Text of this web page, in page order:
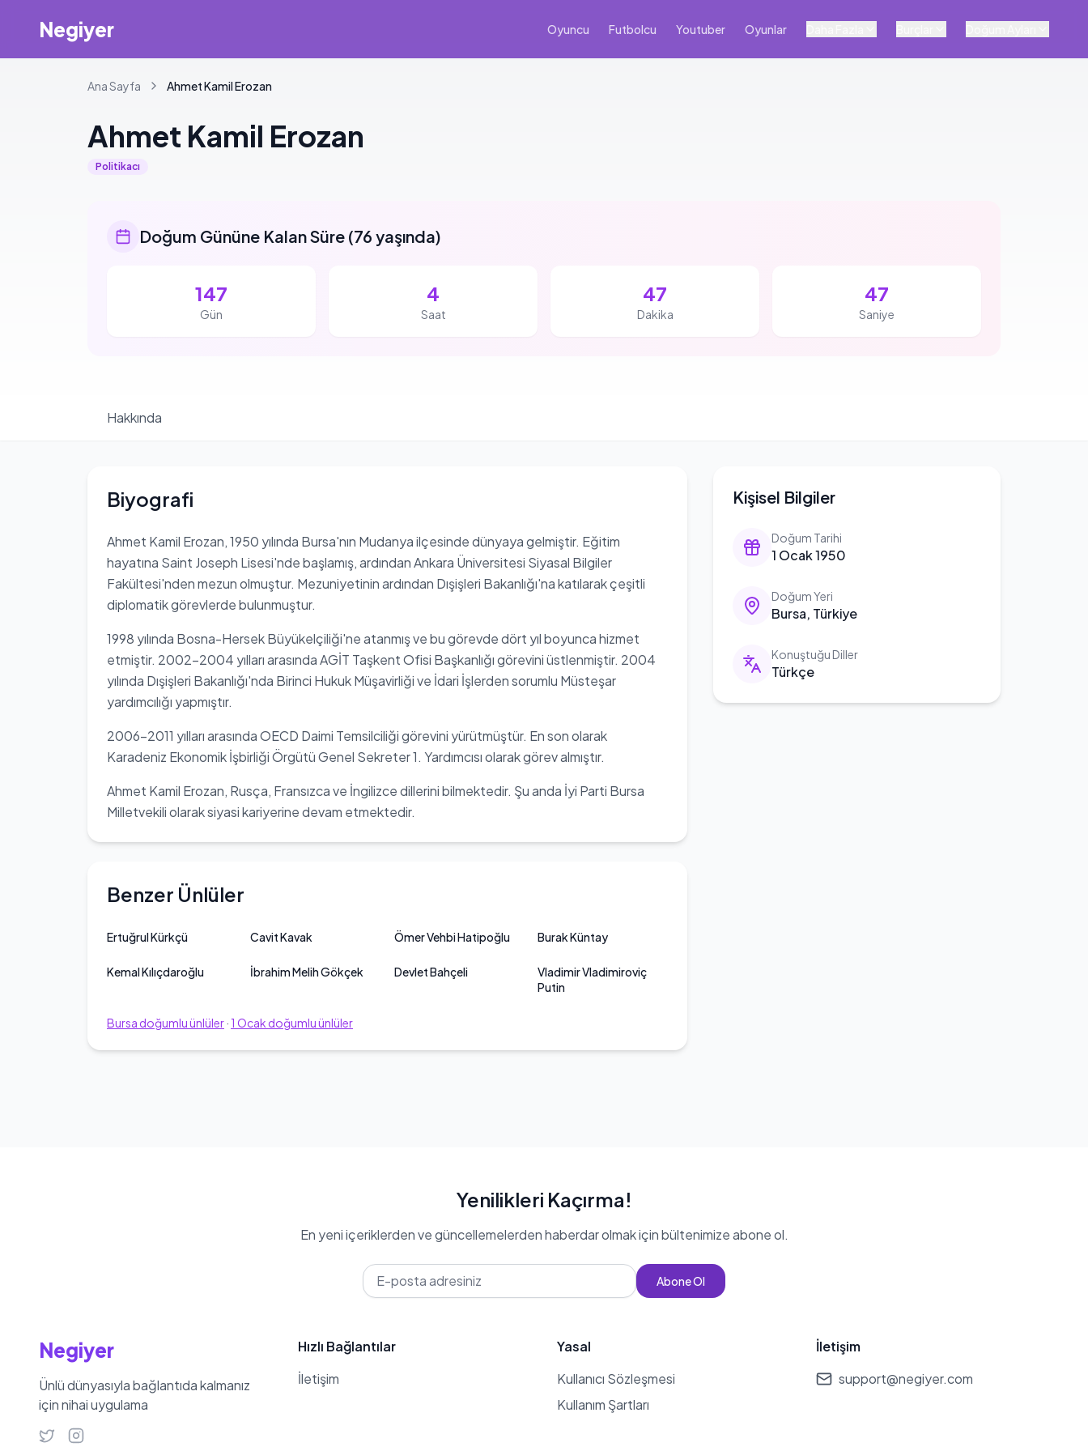
Negiyer Oyuncu Futbolcu Youtuber Oyunlar
Ana Sayfa AhmetKamil Erozan
Ahmet Kamil Erozan
Politikacı
Doğum Gününe Kalan Süre (76 yaşında)
147
Gün
4
Saat
47
Dakika
46
Saniye
Hakkında
Kişisel Bilgiler
Doğum Tarihi
1 Ocak 1950
Doğum Yeri
Bursa, Türkiye
Konuştuğu Diller
Türkçe
Biyografi
Ahmet Kamil Erozan, 1950 yılında Bursa'nın Mudanya ilçesinde dünyaya gelmiştir. Eğitim
hayatına Saint Joseph Lisesi'nde başlamış, ardından Ankara Üniversitesi Siyasal Bilgiler
Fakültesi'nden mezun olmuştur. Mezuniyetinin ardından Dışişleri Bakanlığı'na katılarak çeşitli
diplomatik görevlerde bulunmuştur.
1998 yılında Bosna-Hersek Büyükelçiliği'ne atanmış ve bu görevde dört yıl boyunca hizmet
etmiştir. 2002-2004 yılları arasında AGİT Taşkent Ofisi Başkanlığı görevini üstlenmiştir. 2004
yılında Dışişleri Bakanlığı'nda Birinci Hukuk Müşavirliği ve İdari İşlerden sorumlu Müsteşar
yardımcılığı yapmıştır.
2006-2011 yılları arasında OECD Daimi Temsilciliği görevini yürütmüştür. En son olarak
Karadeniz Ekonomik İşbirliği Örgütü Genel Sekreter 1. Yardımcısı olarak görev almıştır.
Ahmet Kamil Erozan, Rusça, Fransızca ve İngilizce dillerini bilmektedir. Şu anda İyi Parti Bursa
Milletvekili olarak siyasi kariyerine devam etmektedir.
Benzer Ünlüler
Ertuğrul Kürkçü Cavit Kavak Ömer Vehbi Hatipoğlu Burak Küntay
Kemal Kılıçdaroğlu İbrahim Melih Gökçek Devlet Bahçeli
Vladimir Vladimiroviç
Putin
Bursa doğumlu ünlüler· 1 Ocak doğumlu ünlüler
Yenilikleri Kaçırma!
En yeni içeriklerden ve güncellemelerden haberdar olmak için bültenimize abone ol.
Abone Ol
Negiyer
Ünlü dünyasıyla bağlantıda kalmanız
için nihai uygulama
Hızlı Bağlantılar
İletişim
Yasal
Kullanıcı Sözleşmesi
Kullanım Şartları
İletişim
support@negiyer.com